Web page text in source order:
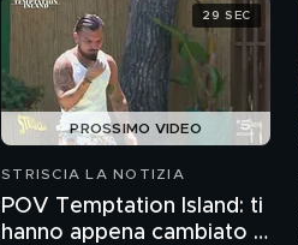
PROSSIMO VIDEO
STRISCIA LA NOTIZIA
POV Temptation Island: ti
hanno appena cambiato il
29 SEC